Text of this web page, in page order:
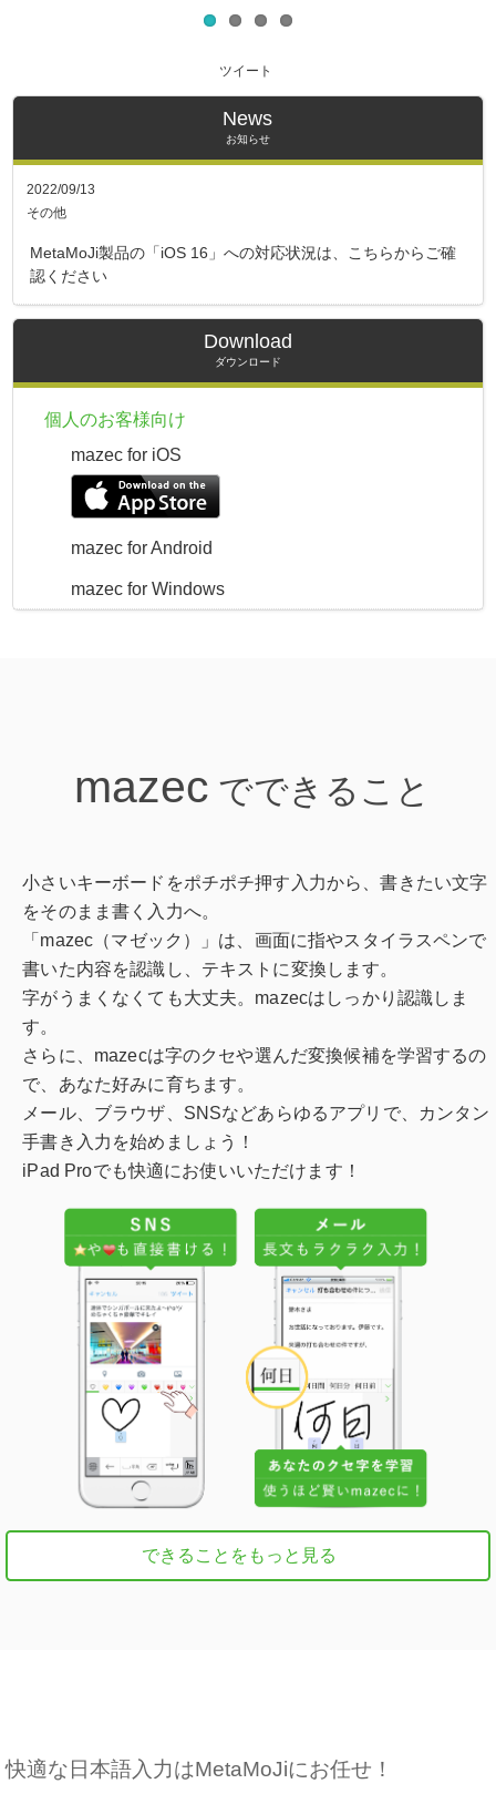
ツイート
News
お知らせ
2022/09/13
その他
MetaMoJi製品の「iOS 16」への対応状況は、こちらからご確
認ください
Download
ダウンロード
個人のお客様向け
mazec for iOS
mazec for Android
mazec for Windows
mazec でできること
小さいキーボードをポチポチ押す入力から、書きたい文字
をそのまま書く入力へ。
「mazec（マゼック）」は、画面に指やスタイラスペンで
書いた内容を認識し、テキストに変換します。
字がうまくなくても大丈夫。mazecはしっかり認識しま
す。
さらに、mazecは字のクセや選んだ変換候補を学習するの
で、あなた好みに育ちます。
メール、ブラウザ、SNSなどあらゆるアプリで、カンタン
手書き入力を始めましょう！
iPad Proでも快適にお使いいただけます！
できることをもっと見る
快適な日本語入力はMetaMoJiにお任せ！